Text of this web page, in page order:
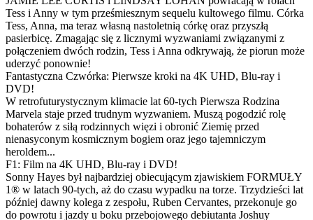
Tess i Anny w tym prześmiesznym sequelu kultowego filmu. Córka
Tess, Anna, ma teraz własną nastoletnią córkę oraz przyszłą
pasierbicę. Zmagając się z licznymi wyzwaniami związanymi z
połączeniem dwóch rodzin, Tess i Anna odkrywają, że piorun może
uderzyć ponownie!
Fantastyczna Czwórka: Pierwsze kroki na 4K UHD, Blu-ray i
DVD!
W retrofuturystycznym klimacie lat 60-tych Pierwsza Rodzina
Marvela staje przed trudnym wyzwaniem. Muszą pogodzić rolę
bohaterów z siłą rodzinnych więzi i obronić Ziemię przed
nienasyconym kosmicznym bogiem oraz jego tajemniczym
heroldem...
F1: Film na 4K UHD, Blu-ray i DVD!
Sonny Hayes był najbardziej obiecującym zjawiskiem FORMUŁY
1® w latach 90-tych, aż do czasu wypadku na torze. Trzydzieści lat
później dawny kolega z zespołu, Ruben Cervantes, przekonuje go
do powrotu i jazdy u boku przebojowego debiutanta Joshuy